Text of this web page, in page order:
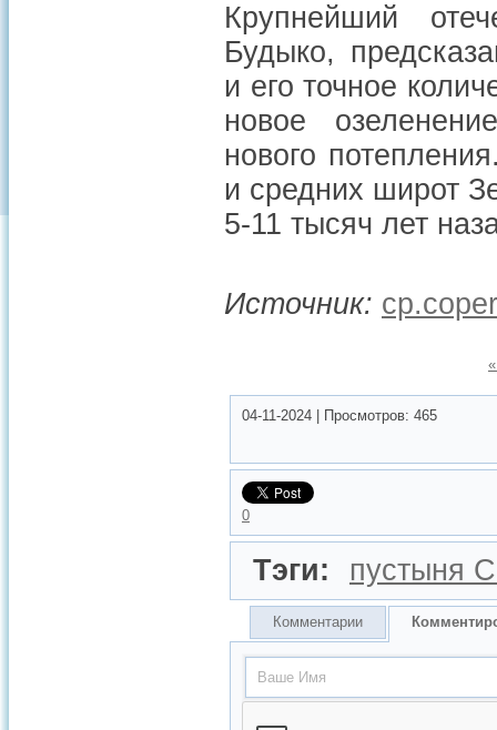
Крупнейший
Будыко,
и его точное
новое
нового
и средних широт
5-11 тысяч лет
Источник:
04-11-2024 Просмотров: 465
0
Тэги: пустыня
Комментарии